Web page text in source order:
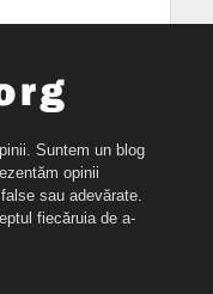
Suntem un blog
opinii
sau adevărate.
fiecăruia de a-